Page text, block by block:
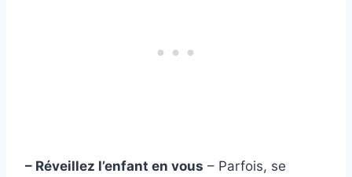
– Réveillez l’enfant en vous – Parfois, se